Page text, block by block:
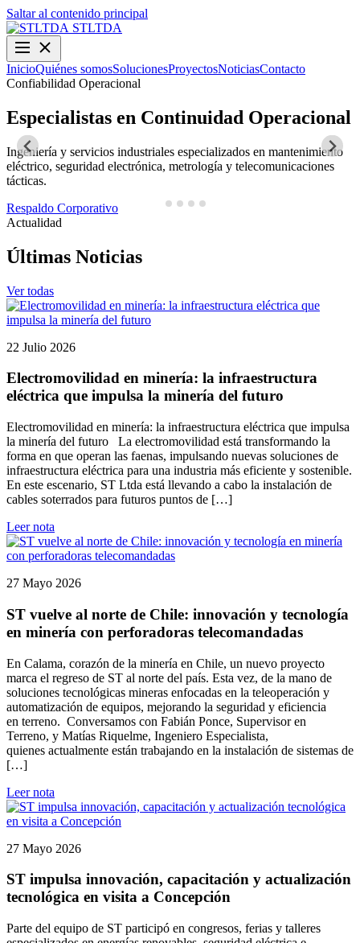
Saltar al contenido principal
STLTDA
InicioQuiénes somosSolucionesProyectosNoticiasContacto
Confiabilidad Operacional
Especialistas en Continuidad Operacional
Ingeniería y servicios industriales especializados en mantenimiento
eléctrico, seguridad electrónica, metrología y telecomunicaciones
tácticas.
Respaldo Corporativo
Actualidad
Últimas Noticias
Ver todas
22 Julio 2026
Electromovilidad en minería: la infraestructura
eléctrica que impulsa la minería del futuro
Electromovilidad en minería: la infraestructura eléctrica que impulsa
la minería del futuro La electromovilidad está transformando la
forma en que operan las faenas, impulsando nuevas soluciones de
infraestructura eléctrica para una industria más eficiente y sostenible.
En este escenario, ST Ltda está llevando a cabo la instalación de
cables soterrados para futuros puntos de […]
Leer nota
27 Mayo 2026
ST vuelve al norte de Chile: innovación y tecnología
en minería con perforadoras telecomandadas
En Calama, corazón de la minería en Chile, un nuevo proyecto
marca el regreso de ST al norte del país. Esta vez, de la mano de
soluciones tecnológicas mineras enfocadas en la teleoperación y
automatización de equipos, mejorando la seguridad y eficiencia
en terreno. Conversamos con Fabián Ponce, Supervisor en
Terreno, y Matías Riquelme, Ingeniero Especialista,
quienes actualmente están trabajando en la instalación de sistemas de
[…]
Leer nota
27 Mayo 2026
ST impulsa innovación, capacitación y actualización
tecnológica en visita a Concepción
Parte del equipo de ST participó en congresos, ferias y talleres